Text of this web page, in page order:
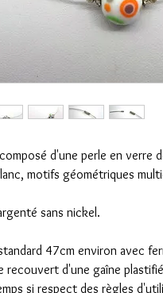
d'une perle en verre
motifs géométriques
sans nickel.
47cm environ avec
recouvert d'une gaîne
si respect des règles